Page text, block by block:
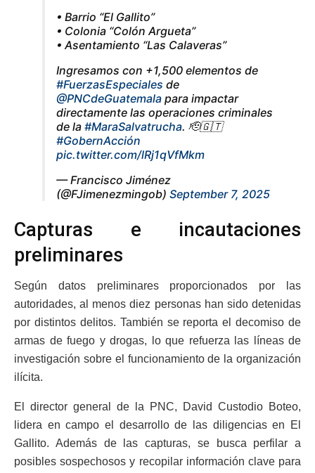
• Barrio “El Gallito”
• Colonia “Colón Argueta”
• Asentamiento “Las Calaveras”
Ingresamos con +1,500 elementos de
#FuerzasEspeciales de
@PNCdeGuatemala para impactar
directamente las operaciones criminales
de la #MaraSalvatrucha. 🫡🇬🇹
#GobernAcción
pic.twitter.com/lRj1qVfMkm
— Francisco Jiménez
(@FJimenezmingob) September 7, 2025
Capturas e incautaciones
preliminares
Según datos preliminares proporcionados por las
autoridades, al menos diez personas han sido detenidas
por distintos delitos. También se reporta el decomiso de
armas de fuego y drogas, lo que refuerza las líneas de
investigación sobre el funcionamiento de la organización
ilícita.
El director general de la PNC, David Custodio Boteo,
lidera en campo el desarrollo de las diligencias en El
Gallito. Además de las capturas, se busca perfilar a
posibles sospechosos y recopilar información clave para